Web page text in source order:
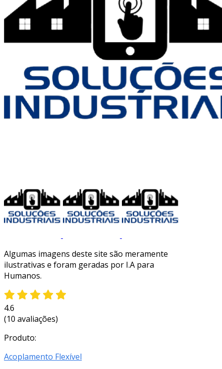
Algumas imagens deste site são meramente
ilustrativas e foram geradas por I.A para
Humanos.
4.6
(10 avaliações)
Produto:
Acoplamento Flexível